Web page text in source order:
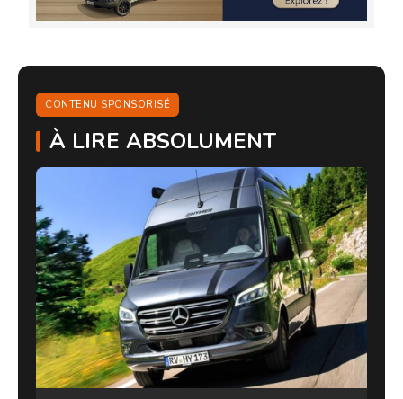
CONTENU SPONSORISÉ
À LIRE ABSOLUMENT